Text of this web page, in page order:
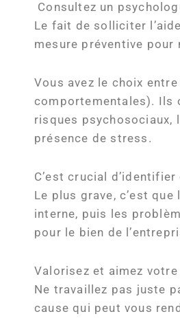
Consultez un
Le fait de solliciter
mesure préventive pour
Vous avez le choix
comportementales). Ils
risques psychosociaux,
présence de stress.
C’est crucial
Le plus grave, c’est
interne, puis les
pour le bien de
Valorisez et aimez votre
Ne travaillez pas juste
cause qui peut vous